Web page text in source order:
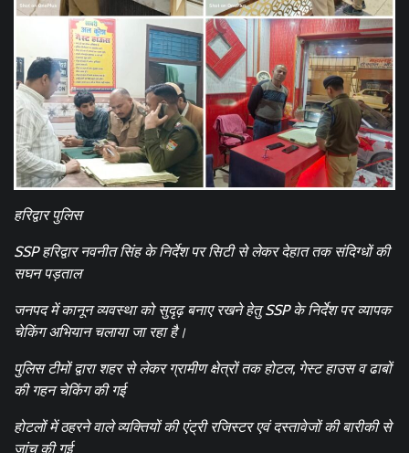
हरिद्वार पुलिस
SSP हरिद्वार नवनीत सिंह के निर्देश पर सिटी से लेकर देहात तक संदिग्धों की
सघन पड़ताल
जनपद में कानून व्यवस्था को सुदृढ़ बनाए रखने हेतु SSP के निर्देश पर व्यापक
चेकिंग अभियान चलाया जा रहा है।
पुलिस टीमों द्वारा शहर से लेकर ग्रामीण क्षेत्रों तक होटल, गेस्ट हाउस व ढाबों
की गहन चेकिंग की गई
होटलों में ठहरने वाले व्यक्तियों की एंट्री रजिस्टर एवं दस्तावेजों की बारीकी से
जांच की गई